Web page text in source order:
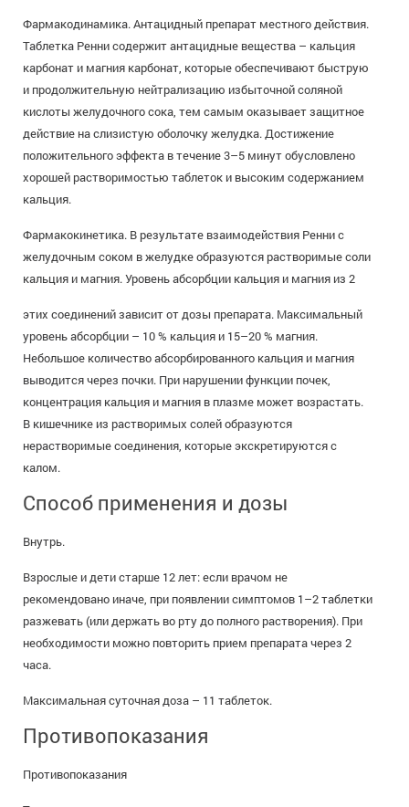
Фармакодинамика. Антацидный препарат местного действия.
Таблетка Ренни содержит антацидные вещества – кальция
карбонат и магния карбонат, которые обеспечивают быструю
и продолжительную нейтрализацию избыточной соляной
кислоты желудочного сока, тем самым оказывает защитное
действие на слизистую оболочку желудка. Достижение
положительного эффекта в течение 3–5 минут обусловлено
хорошей растворимостью таблеток и высоким содержанием
кальция.
Фармакокинетика. В результате взаимодействия Ренни с
желудочным соком в желудке образуются растворимые соли
кальция и магния. Уровень абсорбции кальция и магния из 2
этих соединений зависит от дозы препарата. Максимальный
уровень абсорбции – 10 % кальция и 15–20 % магния.
Небольшое количество абсорбированного кальция и магния
выводится через почки. При нарушении функции почек,
концентрация кальция и магния в плазме может возрастать.
В кишечнике из растворимых солей образуются
нерастворимые соединения, которые экскретируются с
калом.
Способ применения и дозы
Внутрь.
Взрослые и дети старше 12 лет: если врачом не
рекомендовано иначе, при появлении симптомов 1–2 таблетки
разжевать (или держать во рту до полного растворения). При
необходимости можно повторить прием препарата через 2
часа.
Максимальная суточная доза – 11 таблеток.
Противопоказания
Противопоказания